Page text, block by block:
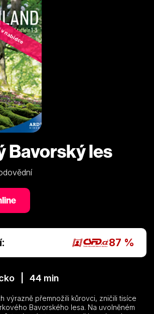
Bavorský les
87 %
| 44 min
výrazně přemnožili kůrovci, zničili tisíce
Bavorského lesa. Na uvolněném